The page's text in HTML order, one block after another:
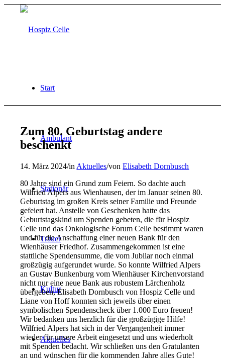
Start
Ambulant
Stationär
Trauer
Kultur
Aktuelles
Zum 80. Geburtstag andere
beschenkt
14. März 2024/in Aktuelles/vonElisabeth Dornbusch
80 Jahre sind ein Grund zum Feiern. So dachte auch
Wilfried Alpers aus Wienhausen, der im Januar seinen 80.
Geburtstag im großen Kreis seiner Familie und Freunde
gefeiert hat. Anstelle von Geschenken hatte das
Geburtstagskind um Spenden gebeten, die für Hospiz
Celle und das Onkologische Forum Celle bestimmt waren
und für die Anschaffung einer neuen Bank für den
Wienhäuser Friedhof. Zusammengekommen ist eine
stattliche Spendensumme, die vom Jubilar noch einmal
großzügig aufgerundet wurde. So konnte Wilfried Alpers
an Gustav Bunkenburg vom Wienhäuser Kirchenvorstand
nicht nur eine neue Bank aus robustem Lärchenholz
übergeben, Elisabeth Dornbusch von Hospiz Celle und
Liane von Hoff konnten sich jeweils über einen
symbolischen Spendenscheck über 1.000 Euro freuen!
Wir bedanken uns herzlich für die großzügige Hilfe!
Wilfried Alpers hat sich in der Vergangenheit immer
wieder für unsere Arbeit eingesetzt und uns wiederholt
mit Spenden bedacht. Wir schließen uns den Gratulanten
an und wünschen für die kommenden Jahre alles Gute!